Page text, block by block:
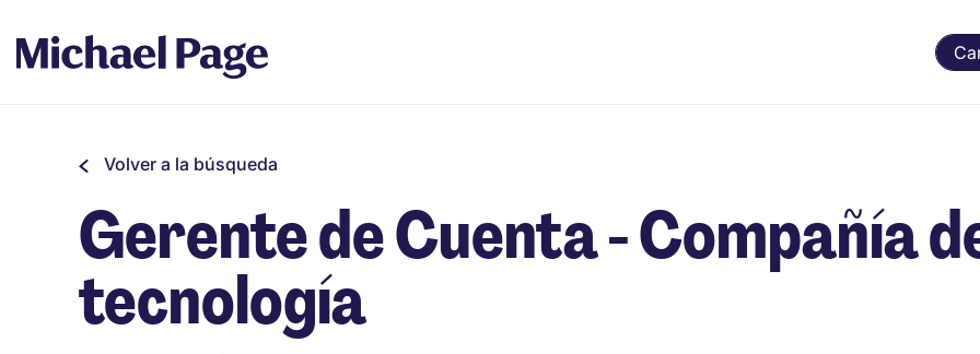
Volver a la búsqueda
Gerente de Cuenta - Compañía
tecnología